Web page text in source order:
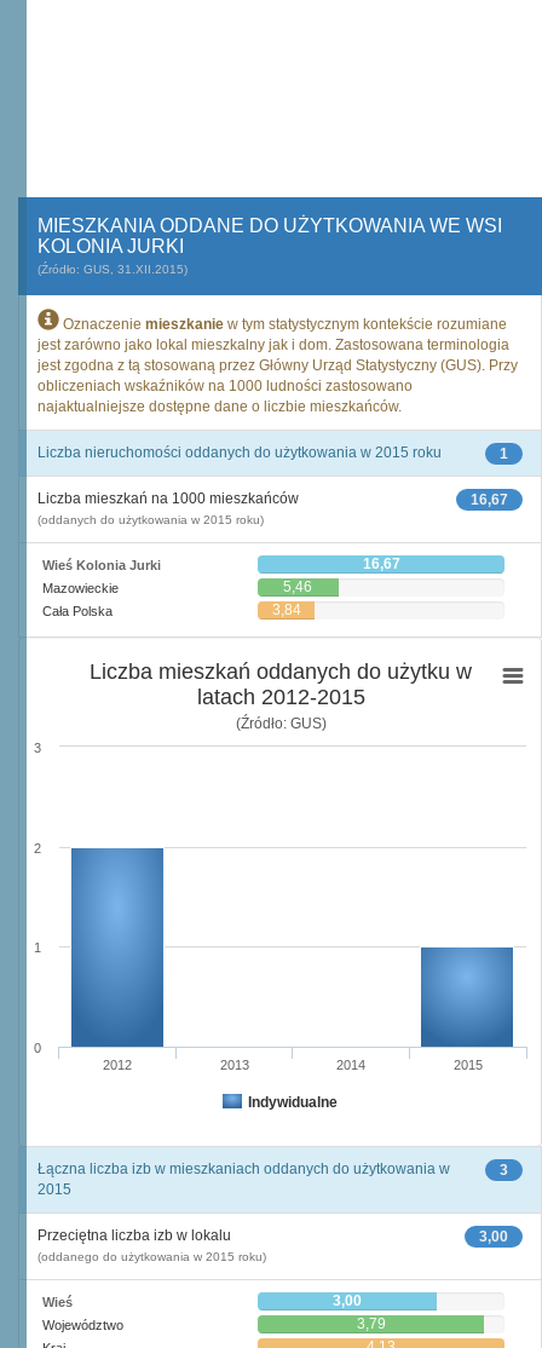
MIESZKANIA ODDANE DO UŻYTKOWANIA WE WSI
KOLONIA JURKI
(Źródło: GUS, 31.XII.2015)
Oznaczenie mieszkanie w tym statystycznym kontekście rozumiane
jest zarówno jako lokal mieszkalny jak i dom. Zastosowana terminologia
jest zgodna z tą stosowaną przez Główny Urząd Statystyczny (GUS). Przy
obliczeniach wskaźników na 1000 ludności zastosowano
najaktualniejsze dostępne dane o liczbie mieszkańców.
1
Liczba nieruchomości oddanych do użytkowania w 2015 roku
16,67
Liczba mieszkań na 1000 mieszkańców
(oddanych do użytkowania w 2015 roku)
Wieś Kolonia Jurki 16,67
Mazowieckie 5,46
Cała Polska 3,84
Liczba mieszkań oddanych do użytku w
latach 2012-2015
(Źródło: GUS)
Indywidualne
2012 2013 2014 2015
0
1
2
3
3
Łączna liczba izb w mieszkaniach oddanych do użytkowania w
2015
3,00
Przeciętna liczba izb w lokalu
(oddanego do użytkowania w 2015 roku)
Wieś 3,00
Województwo 3,79